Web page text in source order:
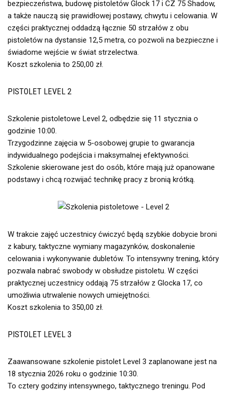
bezpieczeństwa, budowę pistoletów Glock 17 i CZ 75 Shadow,
a także nauczą się prawidłowej postawy, chwytu i celowania. W
części praktycznej oddadzą łącznie 50 strzałów z obu
pistoletów na dystansie 12,5 metra, co pozwoli na bezpieczne i
świadome wejście w świat strzelectwa.
Koszt szkolenia to 250,00 zł.
PISTOLET LEVEL 2
Szkolenie pistoletowe Level 2, odbędzie się 11 stycznia o
godzinie 10:00.
Trzygodzinne zajęcia w 5-osobowej grupie to gwarancja
indywidualnego podejścia i maksymalnej efektywności.
Szkolenie skierowane jest do osób, które mają już opanowane
podstawy i chcą rozwijać technikę pracy z bronią krótką.
W trakcie zajęć uczestnicy ćwiczyć będą szybkie dobycie broni
z kabury, taktyczne wymiany magazynków, doskonalenie
celowania i wykonywanie dubletów. To intensywny trening, który
pozwala nabrać swobody w obsłudze pistoletu. W części
praktycznej uczestnicy oddają 75 strzałów z Glocka 17, co
umożliwia utrwalenie nowych umiejętności.
Koszt szkolenia to 350,00 zł.
PISTOLET LEVEL 3
Zaawansowane szkolenie pistolet Level 3 zaplanowane jest na
18 stycznia 2026 roku o godzinie 10:30.
To cztery godziny intensywnego, taktycznego treningu. Pod